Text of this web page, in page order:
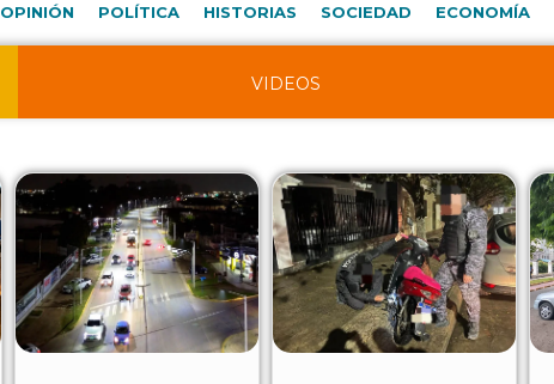
OPINIÓN POLÍTICA HISTORIAS SOCIEDAD ECONOMÍA
VIDEOS